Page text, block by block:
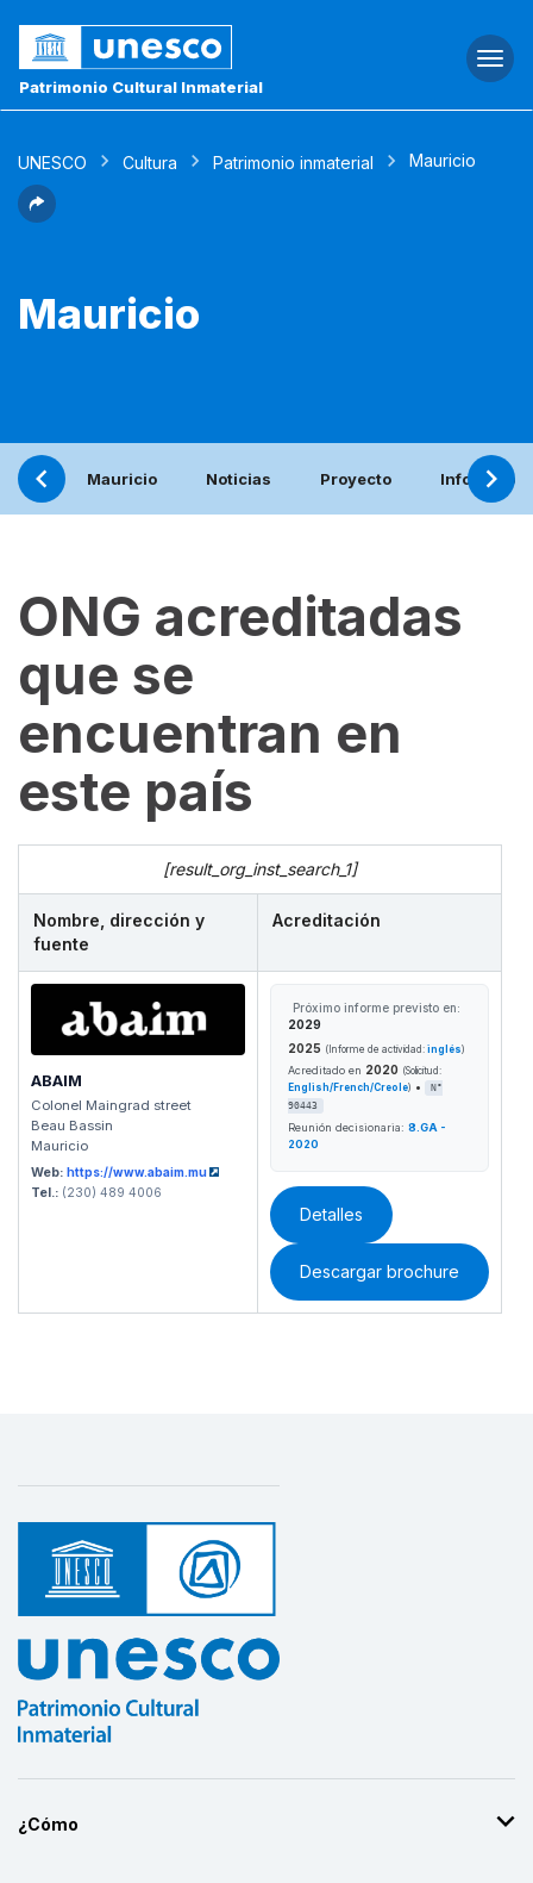
Patrimonio Cultural Inmaterial
UNESCO Cultura Patrimonio inmaterial Mauricio
Mauricio
Mauricio Noticias Proyecto Informe
ONG acreditadas
que se
encuentran en
este país
[result_org_inst_search_1]
Nombre, dirección y
fuente
Acreditación
ABAIM
Colonel Maingrad street
Beau Bassin
Mauricio
Web: https://www.abaim.mu
Tel.: (230) 489 4006
Próximo informe previsto en:
2029
2025 (Informe de actividad: inglés)
Acreditado en 2020 (Solicitud:
English/French/Creole) •
N°
90443
Reunión decisionaria: 8.GA -
2020
Detalles
Descargar brochure
¿Cómo